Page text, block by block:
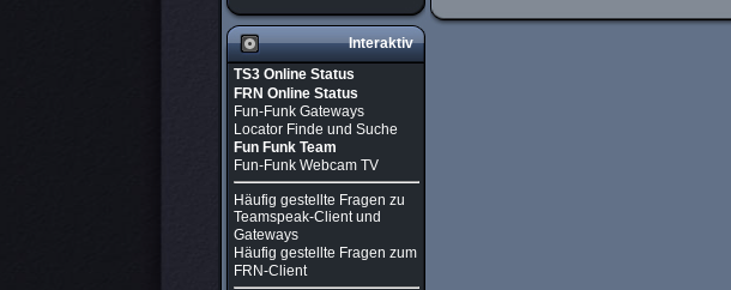
Interaktiv
TS3 Online Status
FRN Online Status
Fun-Funk Gateways
Locator Finde und Suche
Fun Funk Team
Fun-Funk Webcam TV
Häufig gestellte Fragen zu
Teamspeak-Client und
Gateways
Häufig gestellte Fragen zum
FRN-Client